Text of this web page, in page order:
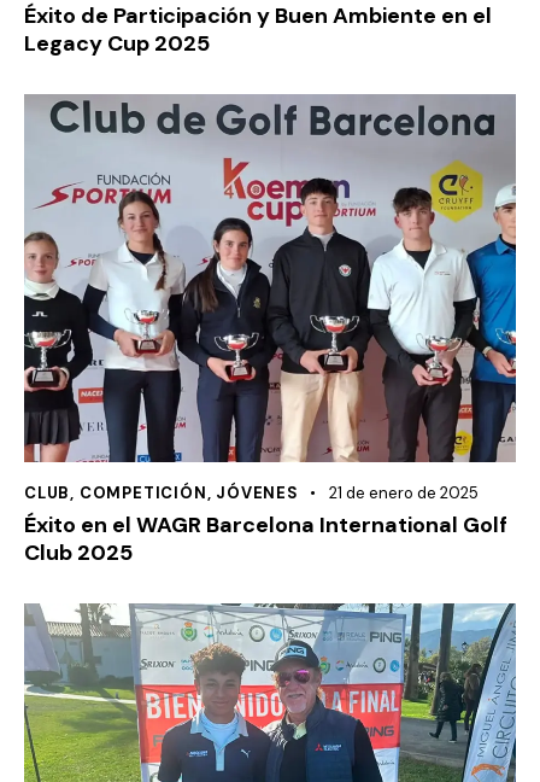
Éxito de Participación y Buen Ambiente en el
Legacy Cup 2025
CLUB, COMPETICIÓN, JÓVENES 21 de enero de 2025
Éxito en el WAGR Barcelona International Golf
Club 2025